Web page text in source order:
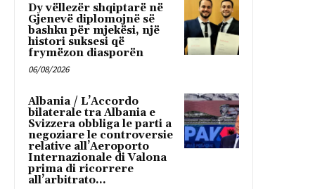
Dy vëllezër shqiptarë në
Gjenevë diplomojnë së
bashku për mjekësi, një
histori suksesi që
frymëzon diasporën
06/08/2026
Albania / L’Accordo
bilaterale tra Albania e
Svizzera obbliga le parti a
negoziare le controversie
relative all’Aeroporto
Internazionale di Valona
prima di ricorrere
all’arbitrato...